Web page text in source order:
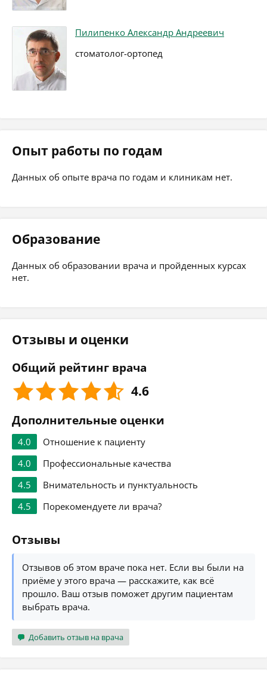
Пилипенко Александр Андреевич
стоматолог-ортопед
Опыт работы по годам
Данных об опыте врача по годам и клиникам нет.
Образование
Данных об образовании врача и пройденных курсах
нет.
Отзывы и оценки
Общий рейтинг врача
4.6
Дополнительные оценки
4.0
Отношение к пациенту
4.0
Профессиональные качества
4.5
Внимательность и пунктуальность
4.5
Порекомендуете ли врача?
Отзывы
Отзывов об этом враче пока нет. Если вы были на
приёме у этого врача — расскажите, как всё
прошло. Ваш отзыв поможет другим пациентам
выбрать врача.
Добавить отзыв на врача